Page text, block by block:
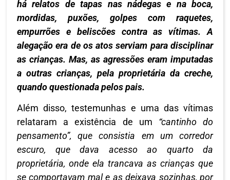
há relatos de tapas nas nádegas e na boca,
mordidas, puxões, golpes com raquetes,
empurrões e beliscões contra as vítimas. A
alegação era de os atos serviam para disciplinar
as crianças. Mas, as agressões eram imputadas
a outras crianças, pela proprietária da creche,
quando questionada pelos pais.
Além disso, testemunhas e uma das vítimas
relataram a existência de um “cantinho do
pensamento”, que consistia em um corredor
escuro, que dava acesso ao quarto da
proprietária, onde ela trancava as crianças que
se comportavam mal e as deixava sozinhas, por